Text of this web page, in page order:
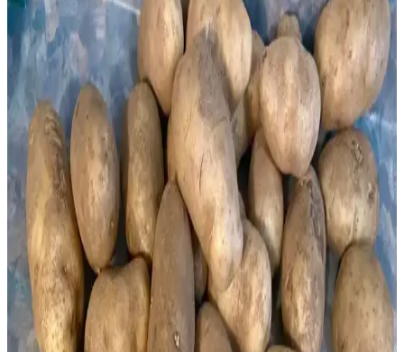
Dondurmada graham krakerlerin kıtır kalması, yağlı ve şekerli
kaplama, fırınlama ve doğru ekleme zamanı gibi tekniklerle sağlanır.
Bu yöntemler, krakerlerin nem emmesini engeller ve dokuyu korur.
Toplu Yemek Bileşenleri Hazırlama Yöntemi: Zaman
ve Enerji Tasarrufu Sağlayan Pratik Çözüm
Toplu yemek bileşenleri hazırlama yöntemi, zor ve uzun süren
yemek parçalarını önceden hazırlayıp dondurarak zaman ve enerji
tasarrufu sağlar. Bu yöntem, yemek çeşitliliğini artırırken, yoğun
yaşam temposuna uygun pratik çözümler sunar.
Bacon Paketinin Bir Kısmını Çözdürme ve Saklama
Yöntemleri Hakkında Detaylı Rehber
Bacon paketinin sadece bir kısmını çözdürme ve saklama
yöntemleri, porsiyonlama, donmuş paketi kesme ve pişirip
dondurma gibi pratik çözümlerle kaliteyi koruyarak israfı önlemeye
odaklanır.